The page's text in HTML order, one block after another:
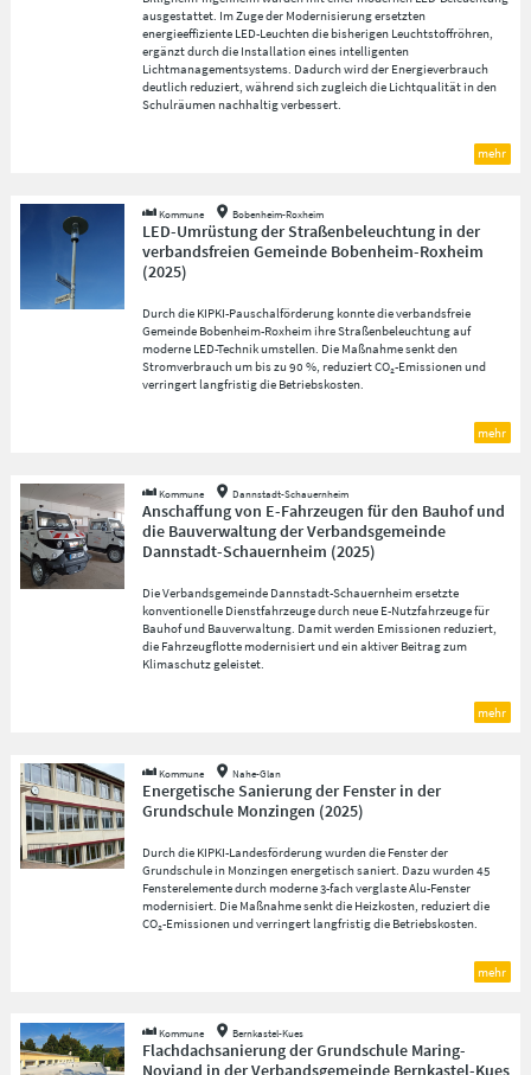
ausgestattet. Im Zuge der Modernisierung ersetzten
energieeffiziente LED-Leuchten die bisherigen Leuchtstoffröhren,
ergänzt durch die Installation eines intelligenten
Lichtmanagementsystems. Dadurch wird der Energieverbrauch
deutlich reduziert, während sich zugleich die Lichtqualität in den
Schulräumen nachhaltig verbessert.
mehr
LED-Umrüstung der Straßenbeleuchtung in der
verbandsfreien Gemeinde Bobenheim-Roxheim
(2025)
Kommune Bobenheim-Roxheim
Durch die KIPKI-Pauschalförderung konnte die verbandsfreie
Gemeinde Bobenheim-Roxheim ihre Straßenbeleuchtung auf
moderne LED-Technik umstellen. Die Maßnahme senkt den
Stromverbrauch um bis zu 90 %, reduziert CO₂-Emissionen und
verringert langfristig die Betriebskosten.
mehr
Anschaffung von E-Fahrzeugen für den Bauhof und
die Bauverwaltung der Verbandsgemeinde
Dannstadt-Schauernheim (2025)
Kommune Dannstadt-Schauernheim
Die Verbandsgemeinde Dannstadt-Schauernheim ersetzte
konventionelle Dienstfahrzeuge durch neue E-Nutzfahrzeuge für
Bauhof und Bauverwaltung. Damit werden Emissionen reduziert,
die Fahrzeugflotte modernisiert und ein aktiver Beitrag zum
Klimaschutz geleistet.
mehr
Energetische Sanierung der Fenster in der
Grundschule Monzingen (2025)
Kommune Nahe-Glan
Durch die KIPKI-Landesförderung wurden die Fenster der
Grundschule in Monzingen energetisch saniert. Dazu wurden 45
Fensterelemente durch moderne 3-fach verglaste Alu-Fenster
modernisiert. Die Maßnahme senkt die Heizkosten, reduziert die
CO₂-Emissionen und verringert langfristig die Betriebskosten.
mehr
Flachdachsanierung der Grundschule Maring-
Noviand in der Verbandsgemeinde Bernkastel-Kues
Kommune Bernkastel-Kues